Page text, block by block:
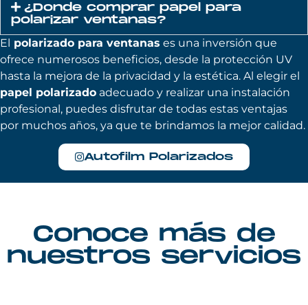
¿Donde comprar papel para
polarizar ventanas?
El polarizado para ventanas es una inversión que
ofrece numerosos beneficios, desde la protección UV
hasta la mejora de la privacidad y la estética. Al elegir el
papel polarizado adecuado y realizar una instalación
profesional, puedes disfrutar de todas estas ventajas
por muchos años, ya que te brindamos la mejor calidad.
Autofilm Polarizados
Conoce más de
nuestros servicios